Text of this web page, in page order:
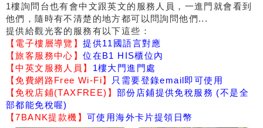
1樓詢問台也有會中文跟英文的服務人員，一進門就會看到
他們，隨時有不清楚的地方都可以問詢問他們...
提供給觀光客的服務有以下這些：
【電子樓層導覽】提供11國語言對應
【旅客服務中心】位在B1 HIS櫃位內
【中英文服務人員】 1樓大門進門處
【免費網路Free Wi-Fi】 只需要登錄email即可使用
【免稅店鋪(TAXFREE)】 部份店鋪提供免稅服務 (不是全
部都能免稅喔)
【7BANK提款機】 可使用海外卡片提領日幣